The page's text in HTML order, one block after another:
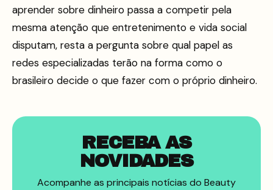
aprender sobre dinheiro passa a competir pela
mesma atenção que entretenimento e vida social
disputam, resta a pergunta sobre qual papel as
redes especializadas terão na forma como o
brasileiro decide o que fazer com o próprio dinheiro.
RECEBA AS
NOVIDADES
Acompanhe as principais notícias do Beauty